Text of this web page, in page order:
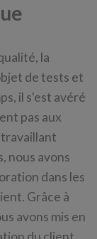
la
de tests et
il s'est avéré
pas aux
nous avons
dans les
Grâce à
avons mis en